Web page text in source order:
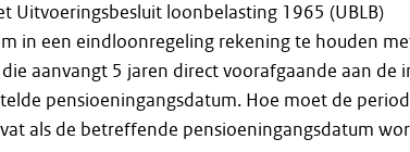
Uitvoeringsbesluit loonbelasting 1965 (UBLB)
in een eindloonregeling rekening te houden
aanvangt 5 jaren direct voorafgaande aan de
pensioeningangsdatum. Hoe moet de
als de betreffende pensioeningangsdatum